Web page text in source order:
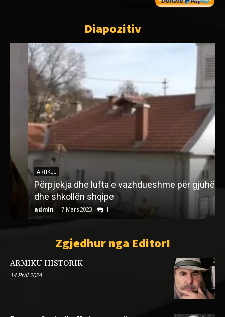
Diapozitiv
ARTIKUJ
Përpjekja dhe lufta e vazhdueshme për gjuhën
dhe shkollën shqipe
admin - 7 Mars 2023 1
Zgjedhur nga EditorI
ARMIKU HISTORIK
14 Prill 2024